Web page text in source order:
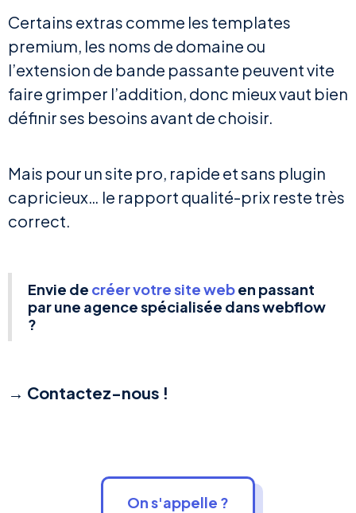
Certains extras comme les templates
premium, les noms de domaine ou
l’extension de bande passante peuvent vite
faire grimper l’addition, donc mieux vaut bien
définir ses besoins avant de choisir.
Mais pour un site pro, rapide et sans plugin
capricieux… le rapport qualité-prix reste très
correct.
Envie de créer votre site weben passant
par une agence spécialisée dans webflow
?
→ Contactez-nous !
On s'appelle ?